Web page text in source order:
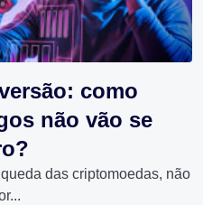
como
não vão se
das criptomoedas, não